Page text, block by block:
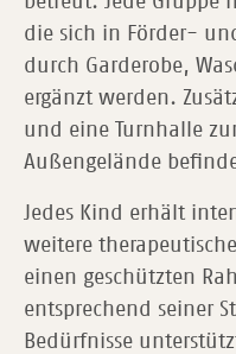
die sich in Förder-
durch Garderobe,
ergänzt werden.
und eine Turnhalle
Außengelände
Jedes Kind erhält
weitere
einen geschützten
entsprechend seiner
Bedürfnisse